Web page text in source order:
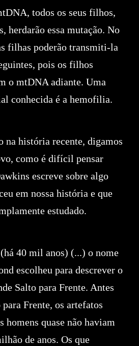
todos os seus filhos,
herdarão essa mutação. No
filhas poderão transmiti-la
pois os filhos
o mtDNA adiante. Uma
conhecida é a hemofilia.
na história recente, digamos
como é difícil pensar
escreve sobre algo
em nossa história e que
estudado.
40 mil anos) (...) o nome
escolheu para descrever o
Salto para Frente. Antes
Frente, os artefatos
homens quase não haviam
de anos. Os que